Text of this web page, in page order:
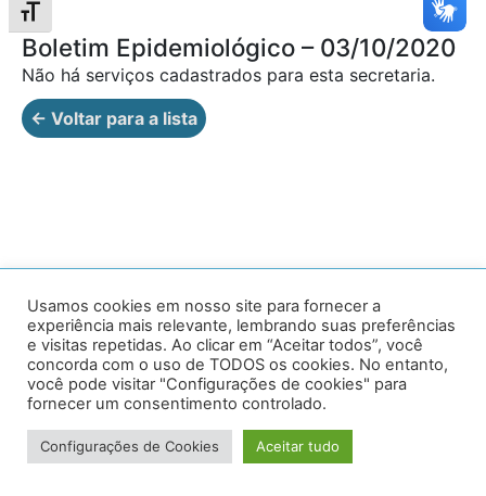
Alternar tamanho da fonte
Boletim Epidemiológico – 03/10/2020
Não há serviços cadastrados para esta secretaria.
← Voltar para a lista
Av. Prof. Armando Alves da Silva, nº 1950 - Zacarias,
Caratinga - MG - 35302-403 / Tel: (33) 3329 8000
Desenvolvido por VersaTec
Usamos cookies em nosso site para fornecer a
experiência mais relevante, lembrando suas preferências
e visitas repetidas. Ao clicar em “Aceitar todos”, você
concorda com o uso de TODOS os cookies. No entanto,
você pode visitar "Configurações de cookies" para
fornecer um consentimento controlado.
Configurações de Cookies Aceitar tudo